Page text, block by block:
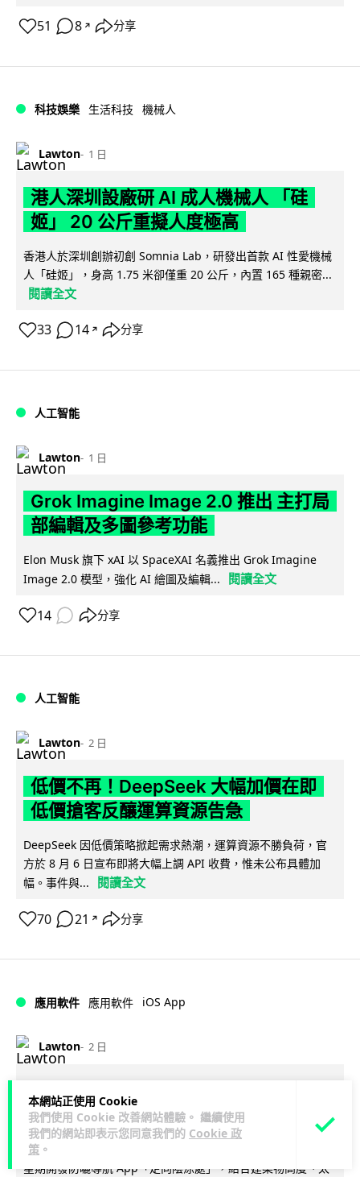
本網站正使用 Cookie
我們使用 Cookie 改善網站體驗。 繼續使用
我們的網站即表示您同意我們的 Cookie 政
策 。
51 8 ↗ 分享
科技娛樂 生活科技 機械人
Lawton 1 日
港人深圳設廠研 AI 成人機械人 「硅
姬」 20 公斤重擬人度極高
香港人於深圳創辦初創 Somnia Lab，研發出首款 AI 性愛機械
人「硅姬」，身高 1.75 米卻僅重 20 公斤，內置 165 種親密...
閱讀全文
33 14 ↗ 分享
人工智能
Lawton 1 日
Grok Imagine Image 2.0 推出 主打局
部編輯及多圖參考功能
Elon Musk 旗下 xAI 以 SpaceXAI 名義推出 Grok Imagine
Image 2.0 模型，強化 AI 繪圖及編輯...
閱讀全文
14 分享
人工智能
Lawton 2 日
低價不再！DeepSeek 大幅加價在即
低價搶客反釀運算資源告急
DeepSeek 因低價策略掀起需求熱潮，運算資源不勝負荷，官
方於 8 月 6 日宣布即將大幅上調 API 收費，惟未公布具體加
幅。事件與...
閱讀全文
70 21 ↗ 分享
應用軟件 應用軟件 iOS App
Lawton 2 日
首爾大生 2 星期開發防曬地圖 一日暴增
2 萬人下載衝榜首
【行路都要揀好有遮陰】南韓首爾大學 23 歲學生劉敏俊利用 2
星期開發防曬導航 App「走向陰涼處」，結合建築物高度、太